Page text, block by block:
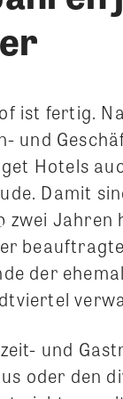
ist fertig.
und
Hotels
Damit
zwei Jahren
beauftragte
der
und
oder den